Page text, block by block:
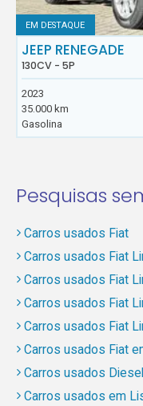
EM DESTAQUE
JEEP RENEGADE
130CV - 5P
2023
35.000 km
Gasolina
Pesquisas
Carros usados Fiat
Carros usados Fiat
Carros usados Fiat
Carros usados Fiat
Carros usados Fiat
Carros usados Fiat
Carros usados Diesel
Carros usados em